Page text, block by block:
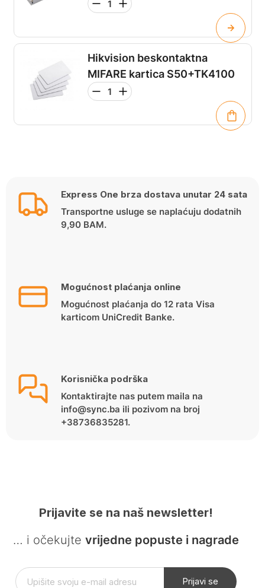
Hikvision beskontaktna
MIFARE kartica S50+TK4100
Express One brza dostava unutar 24 sata
Transportne usluge se naplaćuju dodatnih
9,90 BAM.
Mogućnost plaćanja online
Mogućnost plaćanja do 12 rata Visa
karticom UniCredit Banke.
Korisnička podrška
Kontaktirajte nas putem maila na
info@sync.ba ili pozivom na broj
+38736835281.
Prijavite se na naš newsletter!
… i očekujte vrijedne popuste i nagrade
Prijavi se